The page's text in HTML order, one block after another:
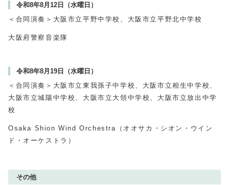
令和8年8月12日（水曜日）
＜合同演奏＞大阪市立平野中学校、大阪市立平野北中学校
大阪府警察音楽隊
令和8年8月19日（水曜日）
＜合同演奏＞大阪市立東我孫子中学校、大阪市立相生中学校、
大阪市立城陽中学校、大阪市立大領中学校、大阪市立放出中学
校
Osaka Shion Wind Orchestra（オオサカ・シオン・ウイン
ド・オーケストラ）
その他